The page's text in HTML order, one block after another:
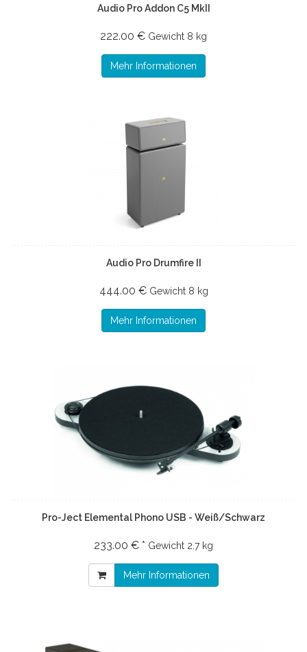
Audio Pro Addon C5 MkII
222.00 € Gewicht 8 kg
Mehr Informationen
Audio Pro Drumfire II
444.00 € Gewicht 8 kg
Mehr Informationen
Pro-Ject Elemental Phono USB - Weiß/Schwarz
233.00 € * Gewicht 2.7 kg
Mehr Informationen